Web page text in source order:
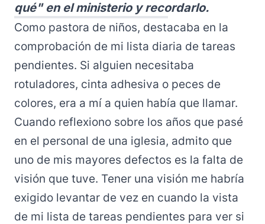
qué" en el ministerio y recordarlo.
Como pastora de niños, destacaba en la
comprobación de mi lista diaria de tareas
pendientes. Si alguien necesitaba
rotuladores, cinta adhesiva o peces de
colores, era a mí a quien había que llamar.
Cuando reflexiono sobre los años que pasé
en el personal de una iglesia, admito que
uno de mis mayores defectos es la falta de
visión que tuve. Tener una visión me habría
exigido levantar de vez en cuando la vista
de mi lista de tareas pendientes para ver si